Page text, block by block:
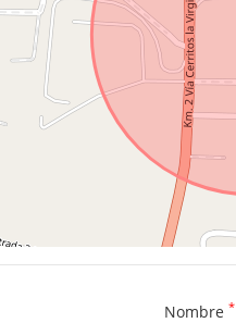
Nombre *